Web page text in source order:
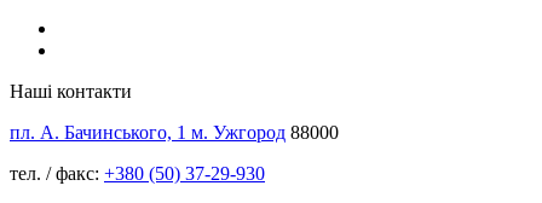
Наші контакти
пл. А. Бачинського, 1 м. Ужгород 88000
тел. / факс: +380 (50) 37-29-930